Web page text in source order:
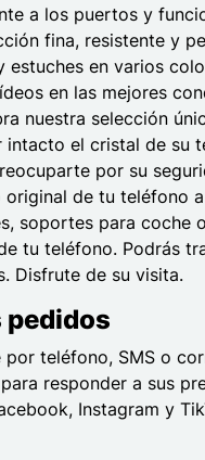
a los puertos y
fina, resistente y
en varios
en las mejores
nuestra selección
el cristal de
por su
de tu
soportes para
tu teléfono. Podrás
Disfrute de su visita.
pedidos
teléfono, SMS o
responder a sus
Instagram y